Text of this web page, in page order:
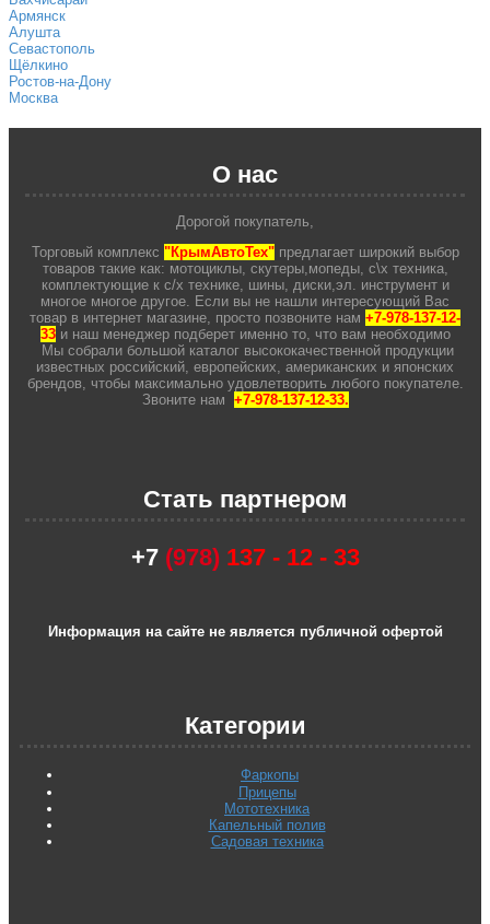
Армянск
Алушта
Севастополь
Щёлкино
Ростов-на-Дону
Москва
О нас
Дорогой покупатель,
Торговый комплекс "КрымАвтоТех"предлагает широкий выбор
товаров такие как: мотоциклы, скутеры,мопеды, с\х техника,
комплектующие к с/х технике, шины, диски,эл. инструмент и
многое многое другое. Если вы не нашли интересующий Вас
товар в интернет магазине, просто позвоните нам +7-978-137-12-
33 и наш менеджер подберет именно то, что вам необходимо
Мы собрали большой каталог высококачественной продукции
известных российский, европейских, американских и японских
брендов, чтобы максимально удовлетворить любого покупателе.
Звоните нам +7-978-137-12-33.
Стать партнером
+7(978) 137 - 12 - 33
Информация на сайте не является публичной офертой
Категории
Фаркопы
Прицепы
Мототехника
Капельный полив
Садовая техника